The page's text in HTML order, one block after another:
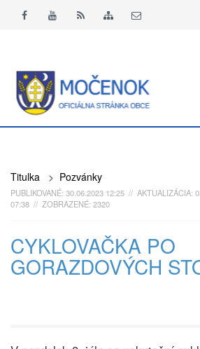
Titulka > Pozvánky
PUBLIKOVANÉ: 30.06.2023 12:25 // AKTUALIZÁCIA:
07:38 // ZOBRAZENÉ: 2320
CYKLOVAČKA PO
GORAZDOVÝCH